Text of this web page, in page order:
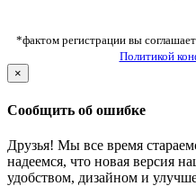
*фактом регистрации вы
Политикой
×
Сообщить об ошибке
Друзья! Мы все время
надеемся, что новая версия
удобством, дизайном и